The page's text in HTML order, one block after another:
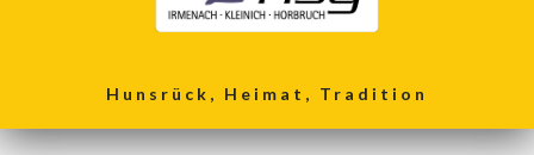
Hunsrück, Heimat, Tradition